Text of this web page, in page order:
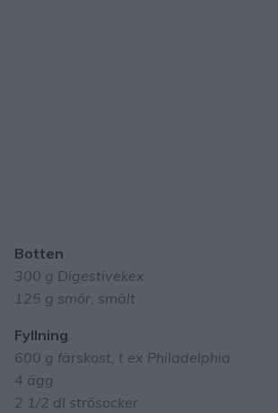
Botten
300 g Digestivekex
125 g smör, smält
Fyllning
600 g färskost, t ex Philadelphia
4 ägg
2 1/2 dl strösocker